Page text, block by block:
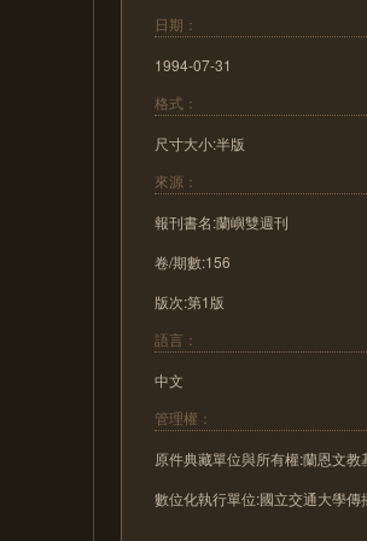
日期：
1994-07-31
格式：
尺寸大小:半版
來源：
報刊書名:蘭嶼雙週刊
卷/期數:156
版次:第1版
語言：
中文
管理權：
原件典藏單位與所有權:蘭恩文教
數位化執行單位:國立交通大學傳